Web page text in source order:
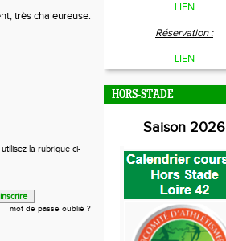
très chaleureuse.
la rubrique ci-
mot de passe oublié ?
LIEN
Réservation :
LIEN
HORS-STADE
Saison 2026